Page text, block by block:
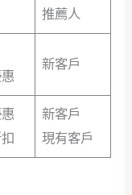
推薦人
新客戶
新客戶
現有客戶